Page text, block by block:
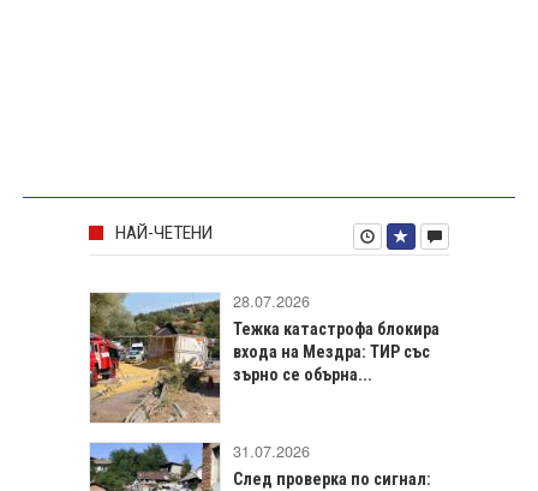
НАЙ-ЧЕТЕНИ
28.07.2026
Тежка катастрофа блокира
входа на Мездра: ТИР със
зърно се обърна...
31.07.2026
След проверка по сигнал: